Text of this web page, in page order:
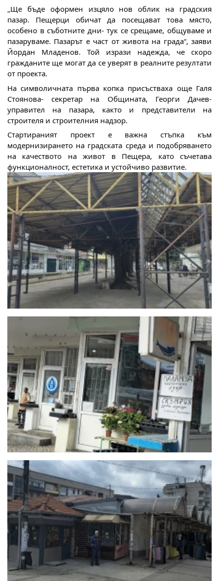
„Ще бъде оформен изцяло нов облик на градския
пазар. Пещерци обичат да посещават това място,
особено в съботните дни- тук се срещаме, общуваме и
пазаруваме. Пазарът е част от живота на града“, заяви
Йордан Младенов. Той изрази надежда, че скоро
гражданите ще могат да се уверят в реалните резултати
от проекта.
На символичната първа копка присъстваха още Галя
Стоянова- секретар на Общината, Георги Дачев-
управител на пазара, както и представители на
строителя и строителния надзор.
Стартираният проект е важна стъпка към
модернизирането на градската среда и подобряването
на качеството на живот в Пещера, като съчетава
функционалност, естетика и устойчиво развитие.